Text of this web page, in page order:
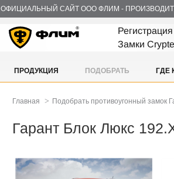
ОФИЦИАЛЬНЫЙ САЙТ ООО ФЛИМ -
Замки
ПРОДУКЦИЯ ПОДОБРАТЬ ГДЕ
Главная > Подобрать противоугонный замок
Гарант Блок Люкс